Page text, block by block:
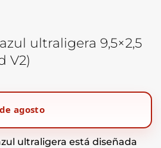
ultraligera 9,5×2,5
V2)
agosto
ultraligera está diseñada